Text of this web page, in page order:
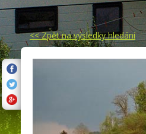
<<Zpět na výsledky hledání